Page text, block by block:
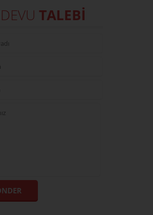
TALEBİ